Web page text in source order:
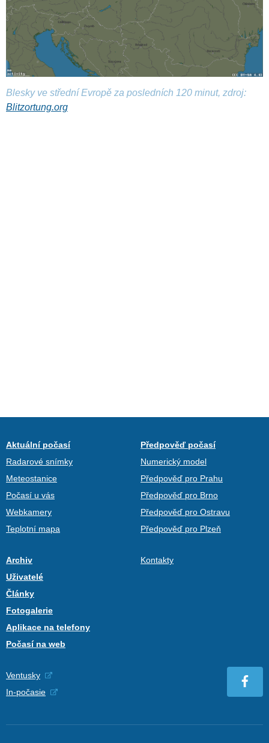
Blesky ve střední Evropě za posledních 120 minut, zdroj:
Blitzortung.org
Aktuální počasí
Radarové snímky
Meteostanice
Počasí u vás
Webkamery
Teplotní mapa
Předpověď počasí
Numerický model
Předpověď pro Prahu
Předpověď pro Brno
Předpověď pro Ostravu
Předpověď pro Plzeň
Archiv
Uživatelé
Články
Fotogalerie
Aplikace na telefony
Počasí na web
Kontakty
Ventusky
In-počasie